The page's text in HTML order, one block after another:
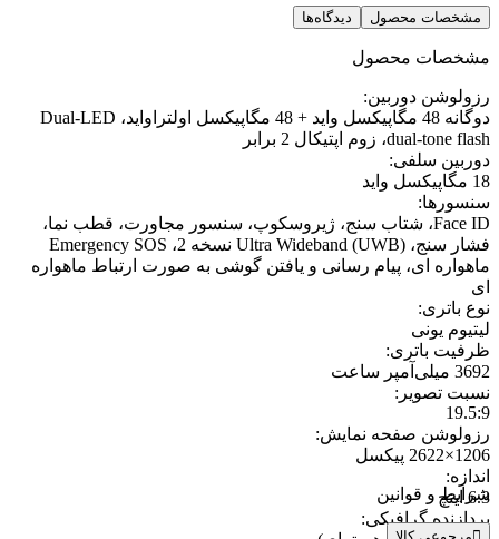
مشخصات محصول دیدگاه‌ها
مشخصات محصول
رزولوشن دوربین:
دوگانه 48 مگاپیکسل واید + 48 مگاپیکسل اولتراواید، Dual-LED
dual-tone flash، زوم اپتیکال 2 برابر
دوربین سلفی:
18 مگاپیکسل واید
سنسورها:
Face ID، شتاب‌ سنج، ژیروسکوپ، سنسور مجاورت، قطب‌ نما،
فشار سنج، Ultra Wideband (UWB) نسخه 2، Emergency SOS
ماهواره ای، پیام رسانی و یافتن گوشی به صورت ارتباط ماهواره
ای
نوع باتری:
لیتیوم یونی
ظرفیت باتری:
3692 میلی‌آمپر ساعت
نسبت تصویر :
19.5:9
رزولوشن صفحه نمایش:
1206×2622 پیکسل
اندازه:
6.3 اینچ
پردازنده گرافیکی:
شرایط و قوانین